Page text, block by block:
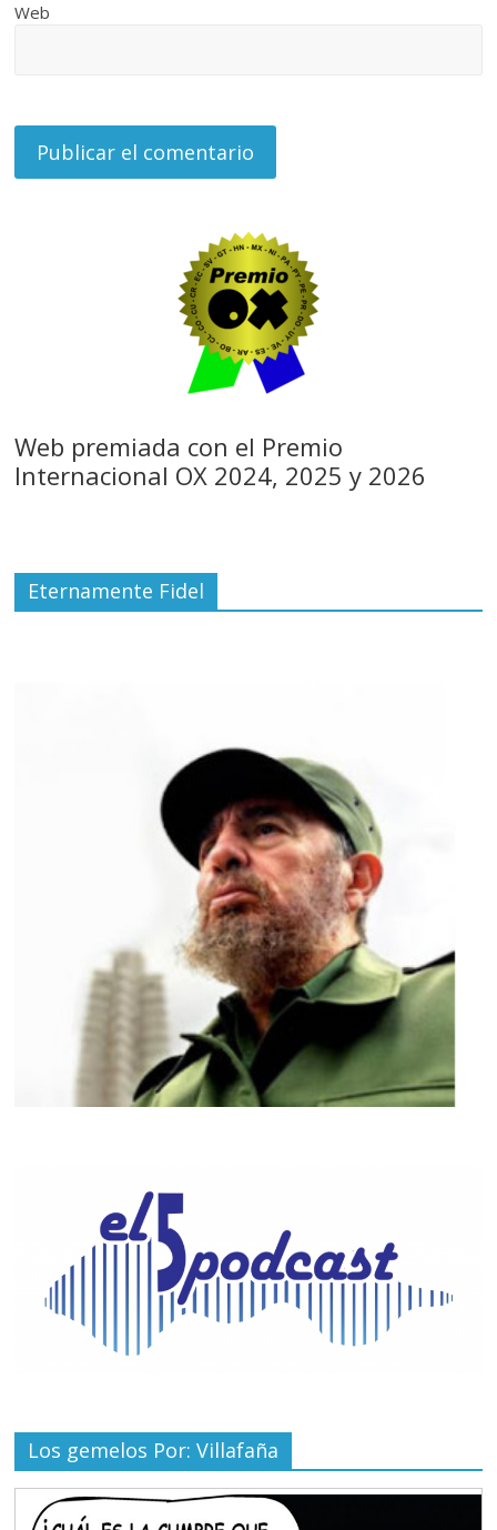
Web
Web premiada con el Premio
Internacional OX 2024, 2025 y 2026
Eternamente Fidel
Los gemelos Por: Villafaña